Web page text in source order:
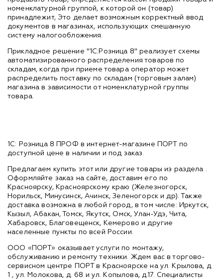
номенклатурной группой, к которой он (товар)
принадлежит, Это делает возможным корректный ввод
документов в магазинах, использующих смешанную
систему налогообложения.
Прикладное решение "1С:Розница 8" реализует схемы
автоматизированного распределения товаров по
складам, когда при приеме товара оператор может
распределить поставку по складам (торговым залам)
магазина в зависимости от номенклатурной группы
товара.
1С: Розница 8 ПРОФ в интернет-магазине ПОРТ по
доступной цене в наличии и под заказ.
Предлагаем купить этот или другие товары из раздела .
Оформляйте заказ на сайте, доставим его по
Красноярску, Красноярскому краю (Железногорск,
Норильск, Минусинск, Ачинск, Зеленогорск и др). Также
доставка возможна в любой город, в том числе: Иркутск,
Кызыл, Абакан, Томск, Якутск, Омск, Улан-Удэ, Чита,
Хабаровск, Благовещенск, Кемерово и другие
населенные пункты по всей России.
ООО «ПОРТ» оказывает услуги по монтажу,
обслуживанию и ремонту техники. Ждем вас в торгово-
сервисном центре ПОРТ в Красноярске на ул. Крылова, д.
1 , ул. Молокова, д. 68 и ул. Копылова, д.17. Специалисты